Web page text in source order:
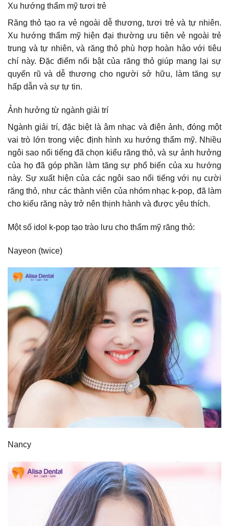
Xu hướng thẩm mỹ tươi trẻ
Răng thỏ tạo ra vẻ ngoài dễ thương, tươi trẻ và tự nhiên.
Xu hướng thẩm mỹ hiện đại thường ưu tiên vẻ ngoài trẻ
trung và tự nhiên, và răng thỏ phù hợp hoàn hảo với tiêu
chí này. Đặc điểm nổi bật của răng thỏ giúp mang lại sự
quyến rũ và dễ thương cho người sở hữu, làm tăng sự
hấp dẫn và sự tự tin.
Ảnh hưởng từ ngành giải trí
Ngành giải trí, đặc biệt là âm nhạc và điện ảnh, đóng một
vai trò lớn trong việc định hình xu hướng thẩm mỹ. Nhiều
ngôi sao nổi tiếng đã chọn kiểu răng thỏ, và sự ảnh hưởng
của họ đã góp phần làm tăng sự phổ biến của xu hướng
này. Sự xuất hiện của các ngôi sao nổi tiếng với nụ cười
răng thỏ, như các thành viên của nhóm nhạc k-pop, đã làm
cho kiểu răng này trở nên thịnh hành và được yêu thích.
Một số idol k-pop tạo trào lưu cho thẩm mỹ răng thỏ:
Nayeon (twice)
Nancy